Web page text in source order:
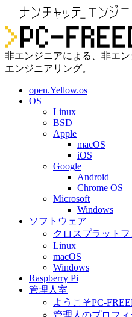
非エンジニアによる、非エ
エンジニアリング。
open.Yellow.os
OS
Linux
BSD
Apple
macOS
iOS
Google
Android
Chrome OS
Microsoft
Windows
ソフトウェア
クロスプラットフ
Linux
macOS
Windows
Raspberry Pi
管理人室
ようこそPC-
管理人のプロフ